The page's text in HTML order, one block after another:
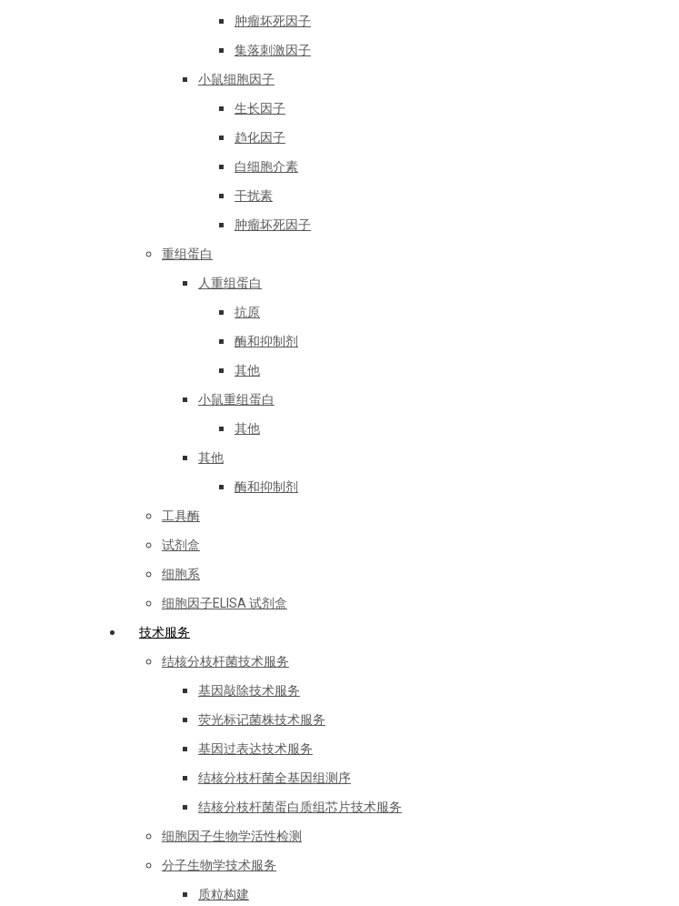
肿瘤坏死因子
集落刺激因子
小鼠细胞因子
生长因子
趋化因子
白细胞介素
干扰素
肿瘤坏死因子
重组蛋白
人重组蛋白
抗原
酶和抑制剂
其他
小鼠重组蛋白
其他
其他
酶和抑制剂
工具酶
试剂盒
细胞系
细胞因子ELISA 试剂盒
技术服务
结核分枝杆菌技术服务
基因敲除技术服务
荧光标记菌株技术服务
基因过表达技术服务
结核分枝杆菌全基因组测序
结核分枝杆菌蛋白质组芯片技术服务
细胞因子生物学活性检测
分子生物学技术服务
质粒构建